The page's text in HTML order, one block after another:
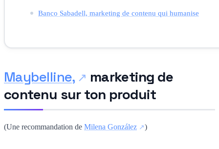
Banco Sabadell, marketing de contenu qui humanise
Maybelline,
marketing de
contenu sur ton produit
(Une recommandation de Milena González )